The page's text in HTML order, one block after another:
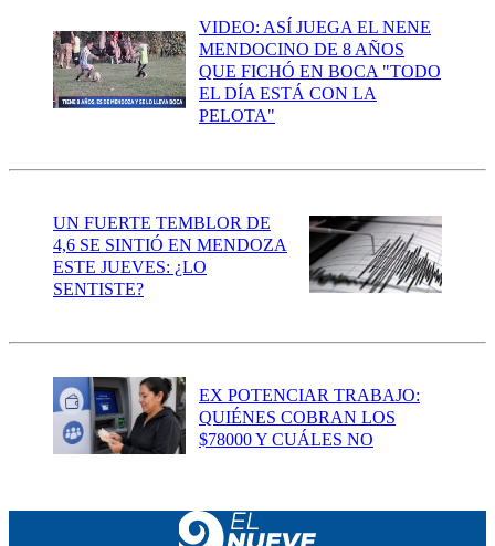
VIDEO: ASÍ JUEGA EL NENE
MENDOCINO DE 8 AÑOS
QUE FICHÓ EN BOCA "TODO
EL DÍA ESTÁ CON LA
PELOTA"
UN FUERTE TEMBLOR DE
4,6 SE SINTIÓ EN MENDOZA
ESTE JUEVES: ¿LO
SENTISTE?
EX POTENCIAR TRABAJO:
QUIÉNES COBRAN LOS
$78000 Y CUÁLES NO